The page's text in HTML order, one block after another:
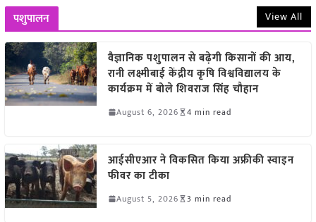
पशुपालन View All
वैज्ञानिक पशुपालन से बढ़ेगी किसानों की आय,
रानी लक्ष्मीबाई केंद्रीय कृषि विश्वविद्यालय के
कार्यक्रम में बोले शिवराज सिंह चौहान
August 6, 2026 4 min read
आईसीएआर ने विकसित किया अफ्रीकी स्वाइन
फीवर का टीका
August 5, 2026 3 min read